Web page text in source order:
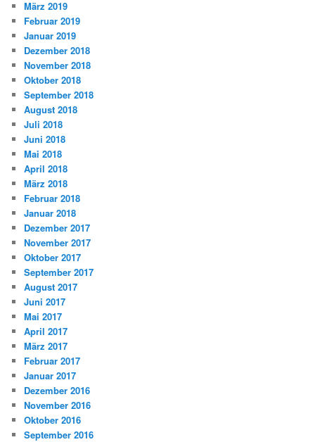
März 2019
Februar 2019
Januar 2019
Dezember 2018
November 2018
Oktober 2018
September 2018
August 2018
Juli 2018
Juni 2018
Mai 2018
April 2018
März 2018
Februar 2018
Januar 2018
Dezember 2017
November 2017
Oktober 2017
September 2017
August 2017
Juni 2017
Mai 2017
April 2017
März 2017
Februar 2017
Januar 2017
Dezember 2016
November 2016
Oktober 2016
September 2016